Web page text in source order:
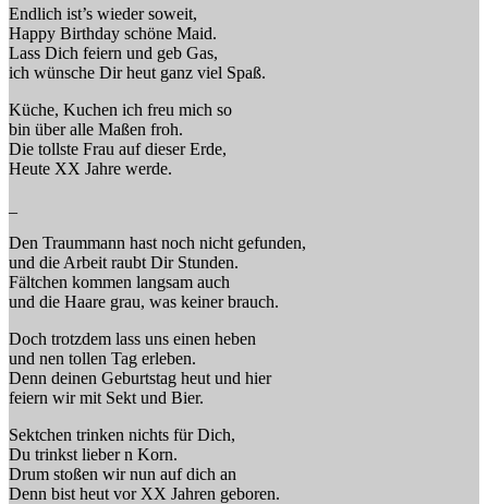
Endlich ist’s wieder soweit,
Happy Birthday schöne Maid.
Lass Dich feiern und geb Gas,
ich wünsche Dir heut ganz viel Spaß.
Küche, Kuchen ich freu mich so
bin über alle Maßen froh.
Die tollste Frau auf dieser Erde,
Heute XX Jahre werde.
Den Traummann hast noch nicht gefunden,
und die Arbeit raubt Dir Stunden.
Fältchen kommen langsam auch
und die Haare grau, was keiner brauch.
Doch trotzdem lass uns einen heben
und nen tollen Tag erleben.
Denn deinen Geburtstag heut und hier
feiern wir mit Sekt und Bier.
Sektchen trinken nichts für Dich,
Du trinkst lieber n Korn.
Drum stoßen wir nun auf dich an
Denn bist heut vor XX Jahren geboren.